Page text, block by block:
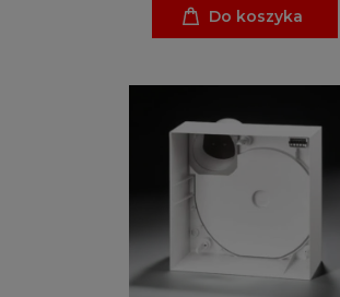
Do koszyka